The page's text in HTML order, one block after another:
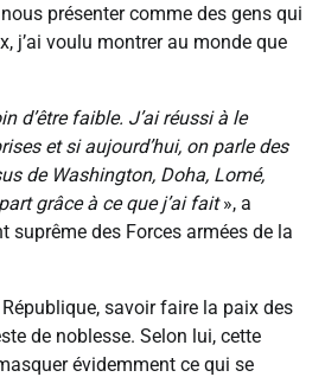
présenter comme des gens qui
j’ai voulu montrer au monde que
d’être faible. J’ai réussi à le
et si aujourd’hui, on parle des
de Washington, Doha, Lomé,
grâce à ce que j’ai fait», a
suprême des Forces armées de la
savoir faire la paix des
de noblesse. Selon lui, cette
évidemment ce qui se